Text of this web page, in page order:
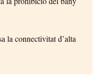
la connectivitat d’alta